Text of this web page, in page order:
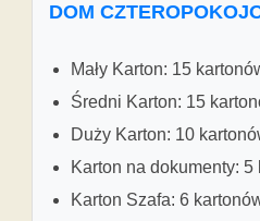
DOM
Mały Karton: 15
Średni Karton: 15
Duży Karton: 10
Karton na dokumenty: 5
Karton Szafa: 6